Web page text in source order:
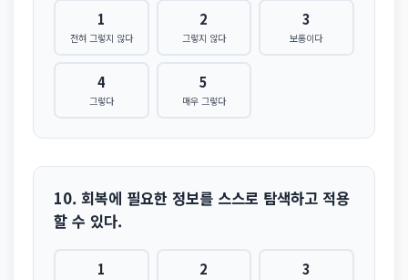
1
전혀 그렇지 않다
2
그렇지 않다
3
보통이다
4
그렇다
5
매우 그렇다
10. 회복에 필요한 정보를 스스로 탐색하고 적용
할 수 있다.
1 2 3